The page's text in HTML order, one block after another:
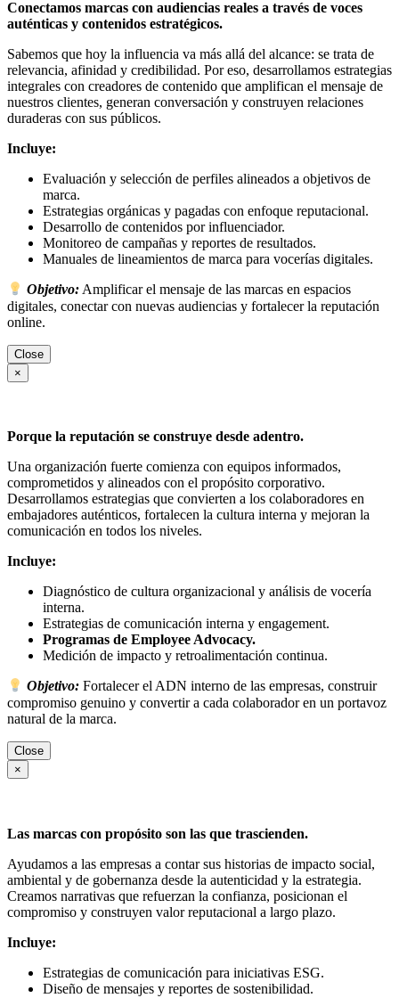
Conectamos marcas con audiencias reales a través de voces
auténticas y contenidos estratégicos.
Sabemos que hoy la influencia va más allá del alcance: se trata de
relevancia, afinidad y credibilidad. Por eso, desarrollamos estrategias
integrales con creadores de contenido que amplifican el mensaje de
nuestros clientes, generan conversación y construyen relaciones
duraderas con sus públicos.
Incluye:
Evaluación y selección de perfiles alineados a objetivos de
marca.
Estrategias orgánicas y pagadas con enfoque reputacional.
Desarrollo de contenidos por influenciador.
Monitoreo de campañas y reportes de resultados.
Manuales de lineamientos de marca para vocerías digitales.
Objetivo:Amplificar el mensaje de las marcas en espacios
digitales, conectar con nuevas audiencias y fortalecer la reputación
online.
Close
×
Porque la reputación se construye desde adentro.
Una organización fuerte comienza con equipos informados,
comprometidos y alineados con el propósito corporativo.
Desarrollamos estrategias que convierten a los colaboradores en
embajadores auténticos, fortalecen la cultura interna y mejoran la
comunicación en todos los niveles.
Incluye:
Diagnóstico de cultura organizacional y análisis de vocería
interna.
Estrategias de comunicación interna y engagement.
Programas de Employee Advocacy.
Medición de impacto y retroalimentación continua.
Objetivo: Fortalecer el ADN interno de las empresas, construir
compromiso genuino y convertir a cada colaborador en un portavoz
natural de la marca.
Close
×
Las marcas con propósito son las que trascienden.
Ayudamos a las empresas a contar sus historias de impacto social,
ambiental y de gobernanza desde la autenticidad y la estrategia.
Creamos narrativas que refuerzan la confianza, posicionan el
compromiso y construyen valor reputacional a largo plazo.
Incluye:
Estrategias de comunicación para iniciativas ESG.
Diseño de mensajes y reportes de sostenibilidad.